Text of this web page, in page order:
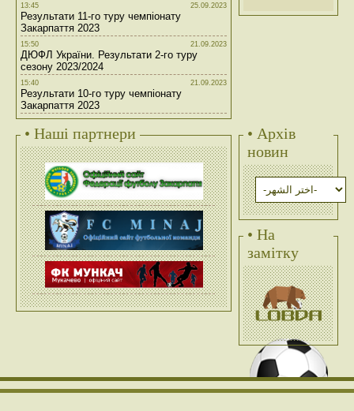
13:45 25.09.2023
Результати 11-го туру чемпіонату
Закарпаття 2023
15:50 21.09.2023
ДЮФЛ України. Результати 2-го туру
сезону 2023/2024
15:40 21.09.2023
Результати 10-го туру чемпіонату
Закарпаття 2023
• Наші партнери
• Архів
новин
• На
замітку